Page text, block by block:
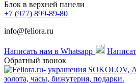
Блок в верхней панели
+7 (977) 899-89-80
info@feliora.ru
Написать нам в Whatsapp
Обратный звонок